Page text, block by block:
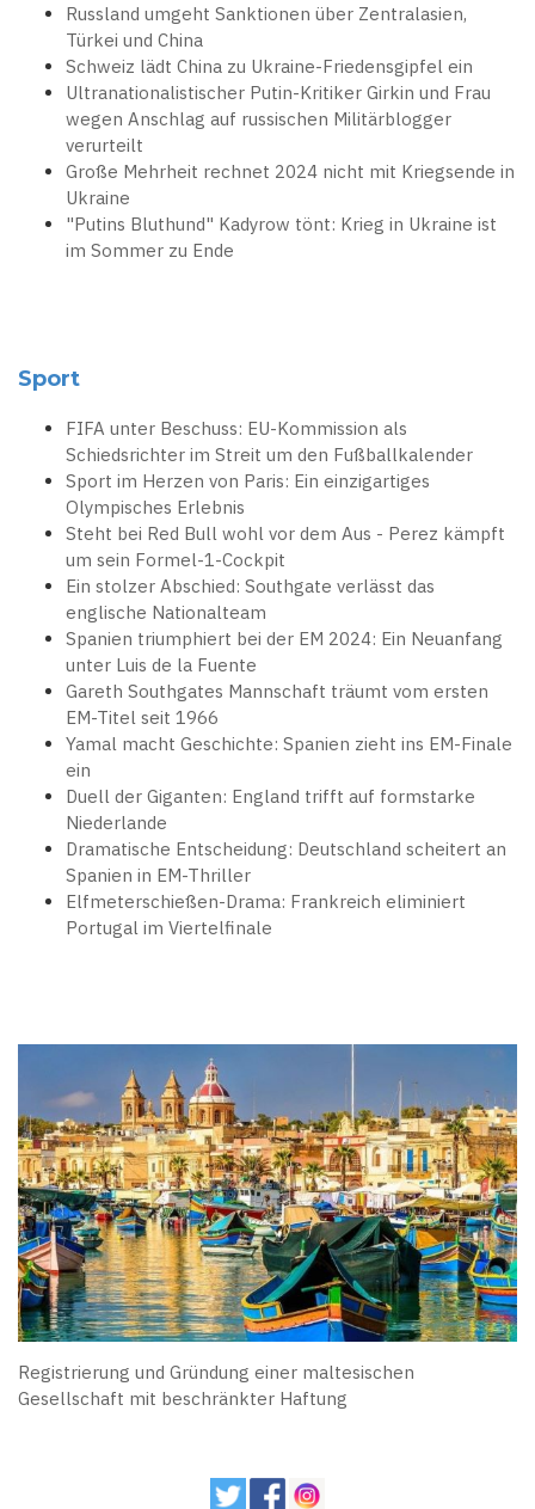
Russland umgeht Sanktionen über Zentralasien,
Türkei und China
Schweiz lädt China zu Ukraine-Friedensgipfel ein
Ultranationalistischer Putin-Kritiker Girkin und Frau
wegen Anschlag auf russischen Militärblogger
verurteilt
Große Mehrheit rechnet 2024 nicht mit Kriegsende in
Ukraine
"Putins Bluthund" Kadyrow tönt: Krieg in Ukraine ist
im Sommer zu Ende
Sport
FIFA unter Beschuss: EU-Kommission als
Schiedsrichter im Streit um den Fußballkalender
Sport im Herzen von Paris: Ein einzigartiges
Olympisches Erlebnis
Steht bei Red Bull wohl vor dem Aus - Perez kämpft
um sein Formel-1-Cockpit
Ein stolzer Abschied: Southgate verlässt das
englische Nationalteam
Spanien triumphiert bei der EM 2024: Ein Neuanfang
unter Luis de la Fuente
Gareth Southgates Mannschaft träumt vom ersten
EM-Titel seit 1966
Yamal macht Geschichte: Spanien zieht ins EM-Finale
ein
Duell der Giganten: England trifft auf formstarke
Niederlande
Dramatische Entscheidung: Deutschland scheitert an
Spanien in EM-Thriller
Elfmeterschießen-Drama: Frankreich eliminiert
Portugal im Viertelfinale
Registrierung und Gründung einer maltesischen
Gesellschaft mit beschränkter Haftung